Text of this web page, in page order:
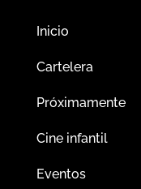
Inicio
Cartelera
Próximamente
Cine infantil
Eventos